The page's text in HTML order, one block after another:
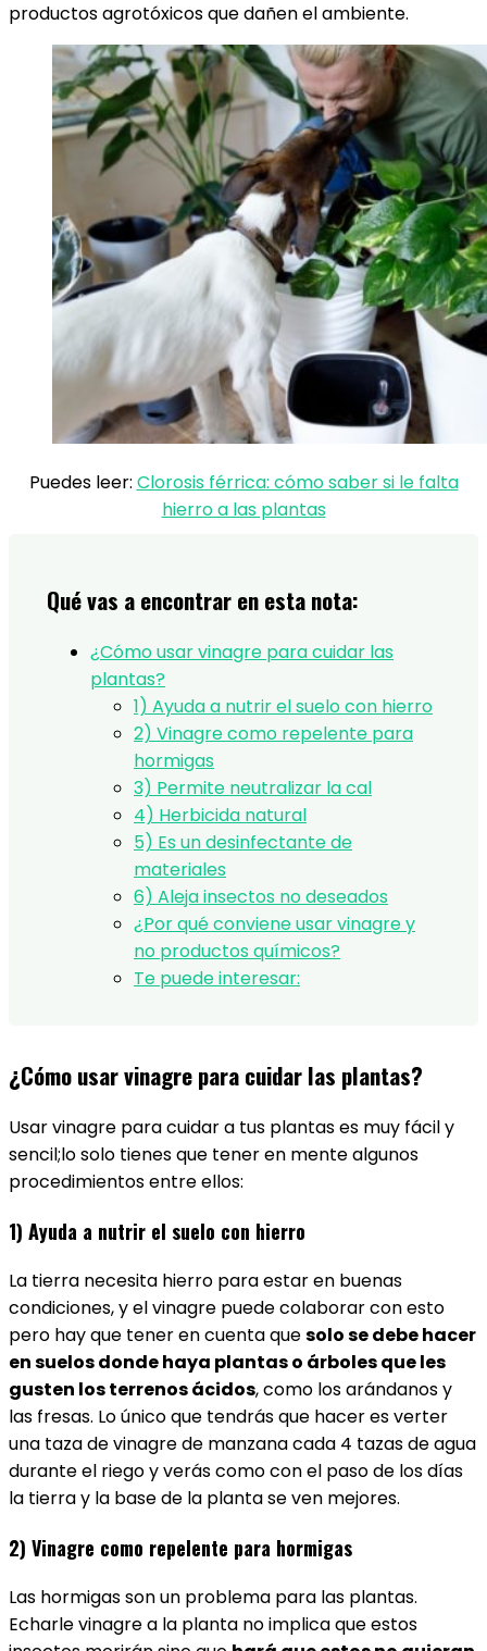
productos agrotóxicos que dañen el ambiente.
Puedes leer: Clorosis férrica: cómo saber si le falta
hierro a las plantas
Qué vas a encontrar en esta nota:
¿Cómo usar vinagre para cuidar las
plantas?
1) Ayuda a nutrir el suelo con hierro
2) Vinagre como repelente para
hormigas
3) Permite neutralizar la cal
4) Herbicida natural
5) Es un desinfectante de
materiales
6) Aleja insectos no deseados
¿Por qué conviene usar vinagre y
no productos químicos?
Te puede interesar:
¿Cómo usar vinagre para cuidar las plantas?
Usar vinagre para cuidar a tus plantas es muy fácil y
sencil;lo solo tienes que tener en mente algunos
procedimientos entre ellos:
1) Ayuda a nutrir el suelo con hierro
La tierra necesita hierro para estar en buenas
condiciones, y el vinagre puede colaborar con esto
pero hay que tener en cuenta quesolo se debe hacer
en suelos donde haya plantas o árboles que les
gusten los terrenos ácidos, como los arándanos y
las fresas. Lo único que tendrás que hacer es verter
una taza de vinagre de manzana cada 4 tazas de agua
durante el riego y verás como con el paso de los días
la tierra y la base de la planta se ven mejores.
2) Vinagre como repelente para hormigas
Las hormigas son un problema para las plantas.
Echarle vinagre a la planta no implica que estos